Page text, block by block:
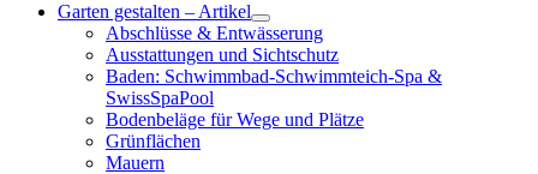
Garten gestalten – Artikel
Abschlüsse & Entwässerung
Ausstattungen und Sichtschutz
Baden: Schwimmbad-Schwimmteich-Spa &
SwissSpaPool
Bodenbeläge für Wege und Plätze
Grünflächen
Mauern